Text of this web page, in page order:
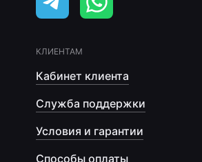
КЛИЕНТАМ
Кабинет клиента
Служба поддержки
Условия и гарантии
Способы оплаты